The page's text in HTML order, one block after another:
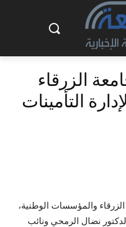
الزرقاء
التأمينات
والمؤسسات الوطنية،
نضال الرمحي ونائب